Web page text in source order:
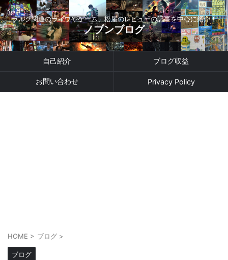
ラルク関連のライブやゲーム、松屋のレビューの記事を中心に紹介！
ノブンブログ
自己紹介 ブログ収益
お問い合わせ Privacy Policy
HOME > ブログ >
ブログ